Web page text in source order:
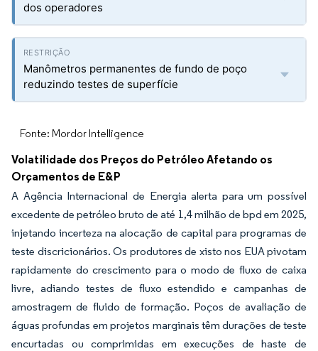
dos operadores
Manômetros permanentes de fundo de poço
reduzindo testes de superfície
Fonte: Mordor Intelligence
Volatilidade dos Preços do Petróleo Afetando os
Orçamentos de E&P
A Agência Internacional de Energia alerta para um possível
excedente de petróleo bruto de até 1,4 milhão de bpd em 2025,
injetando incerteza na alocação de capital para programas de
teste discricionários. Os produtores de xisto nos EUA pivotam
rapidamente do crescimento para o modo de fluxo de caixa
livre, adiando testes de fluxo estendido e campanhas de
amostragem de fluido de formação. Poços de avaliação de
águas profundas em projetos marginais têm durações de teste
encurtadas ou comprimidas em execuções de haste de